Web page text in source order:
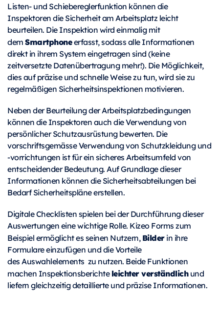
Listen- und Schiebereglerfunktion können die
Inspektoren die Sicherheit am Arbeitsplatz leicht
beurteilen. Die Inspektion wird einmalig mit
demSmartphoneerfasst, sodass alle Informationen
direkt in ihrem System eingetragen sind (keine
zeitversetzte Datenübertragung mehr!). Die Möglichkeit,
dies auf präzise und schnelle Weise zu tun, wird sie zu
regelmäßigen Sicherheitsinspektionen motivieren.
Neben der Beurteilung der Arbeitsplatzbedingungen
können die Inspektoren auch die Verwendung von
persönlicher Schutzausrüstung bewerten. Die
vorschriftsgemässe Verwendung von Schutzkleidung und
-vorrichtungen ist für ein sicheres Arbeitsumfeld von
entscheidender Bedeutung. Auf Grundlage dieser
Informationen können die Sicherheitsabteilungen bei
Bedarf Sicherheitspläne erstellen.
Digitale Checklisten spielen bei der Durchführung dieser
Auswertungen eine wichtige Rolle. Kizeo Forms zum
Beispiel ermöglicht es seinen Nutzern, Bilderin ihre
Formulare einzufügen und die Vorteile
des Auswahlelements zu nutzen. Beide Funktionen
machen Inspektionsberichteleichter verständlichund
liefern gleichzeitig detaillierte und präzise Informationen.